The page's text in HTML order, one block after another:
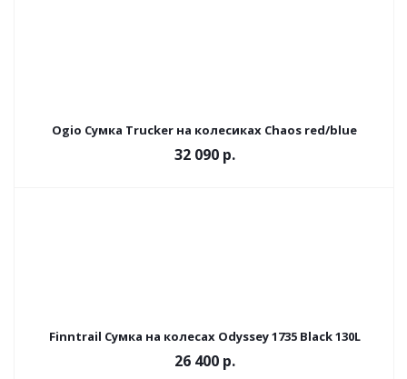
Ogio Сумка Trucker на колесиках Chaos red/blue
32 090 р.
Finntrail Сумка на колесах Odyssey 1735 Black 130L
26 400 р.